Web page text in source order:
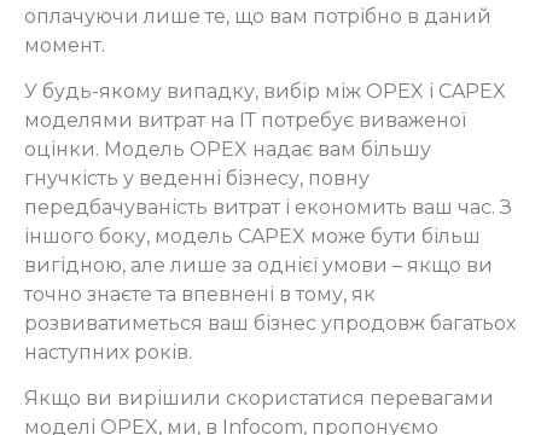
оплачуючи лише те, що вам потрібно в даний
момент.
У будь-якому випадку, вибір між OPEX і CAPEX
моделями витрат на ІТ потребує виваженої
оцінки. Модель OPEX надає вам більшу
гнучкість у веденні бізнесу, повну
передбачуваність витрат і економить ваш час. З
іншого боку, модель CAPEX може бути більш
вигідною, але лише за однієї умови – якщо ви
точно знаєте та впевнені в тому, як
розвиватиметься ваш бізнес упродовж багатьох
наступних років.
Якщо ви вирішили скористатися перевагами
моделі OPEX, ми, в Infocom, пропонуємо